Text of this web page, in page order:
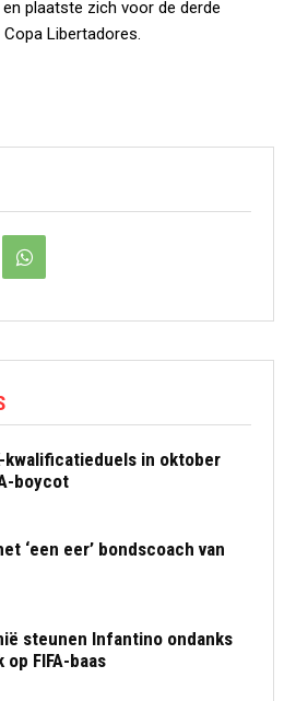
plaatste zich voor de derde
Libertadores.
kwalificatieduels in oktober
boycot
‘een eer’ bondscoach van
steunen Infantino ondanks
FIFA-baas